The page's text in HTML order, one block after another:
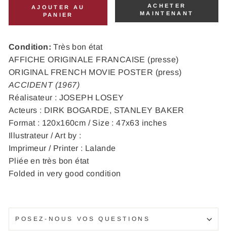
AJOUTER AU
PANIER
ACHETER
MAINTENANT
Condition: Très bon état
AFFICHE ORIGINALE FRANCAISE (presse)
ORIGINAL FRENCH MOVIE POSTER (press)
ACCIDENT (1967)
Réalisateur : JOSEPH LOSEY
Acteurs : DIRK BOGARDE, STANLEY BAKER
Format : 120x160cm / Size : 47x63 inches
Illustrateur / Art by :
Imprimeur / Printer : Lalande
Pliée en très bon état
Folded in very good condition
POSEZ-NOUS VOS QUESTIONS